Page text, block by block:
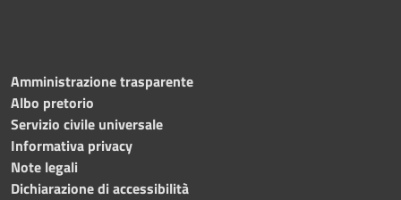
Amministrazione trasparente
Albo pretorio
Servizio civile universale
Informativa privacy
Note legali
Dichiarazione di accessibilità